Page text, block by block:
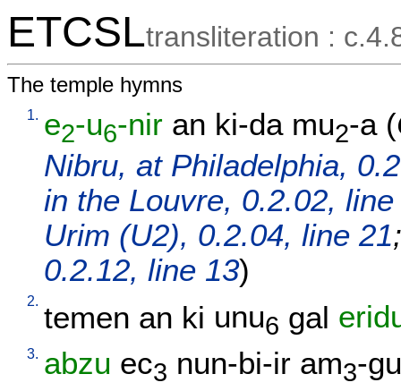
ETCSLtransliteration :
The temple hymns
1. e2-u6-nir an ki-da mu2-a(
Nibru, at Philadelphia,
in the Louvre, 0.2.02, line
Urim (U2), 0.2.04, line 21
0.2.12, line 13)
2. temen an ki unu6 gal
3. abzu ec3 nun-bi-ir am3-